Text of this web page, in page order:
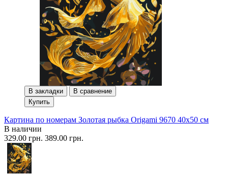
В закладки
В сравнение
Купить
Картина по номерам Золотая рыбка Origami 9670 40x50 см
В наличии
329.00 грн. 389.00 грн.